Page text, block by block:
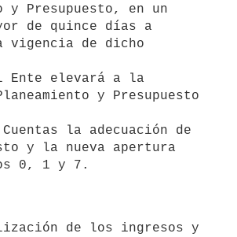
y Presupuesto, en un
de quince días a
de dicho
elevará a la
y Presupuesto
la adecuación de
y la nueva apertura